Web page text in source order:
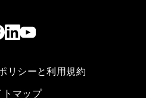
リシーと利用規約
トマップ